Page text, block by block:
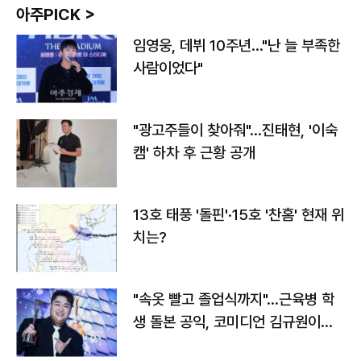
아주PICK >
임영웅, 데뷔 10주년…"난 늘 부족한
사람이었다"
"광고주들이 찾아줘"…진태현, '이숙
캠' 하차 후 근황 공개
13호 태풍 '돌핀'·15호 '찬홈' 현재 위
치는?
"속옷 빨고 졸업식까지"…근육병 학
생 돌본 공익, 코미디언 김규원이었